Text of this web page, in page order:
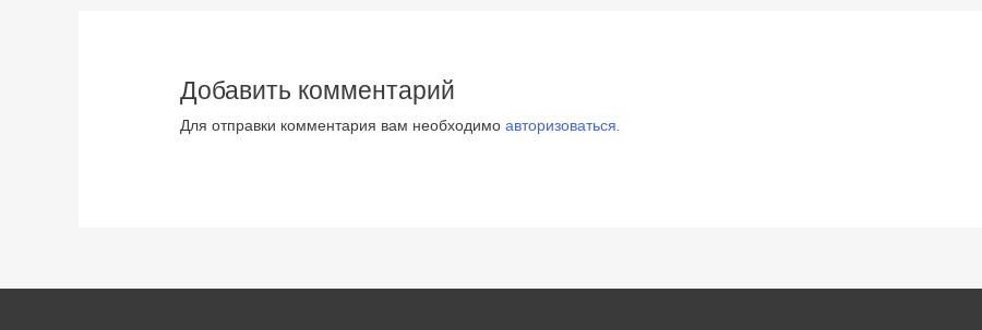
записям
Добавить комментарий
Для отправки комментария вам необходимоавторизоваться.